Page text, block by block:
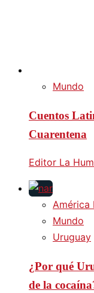
Mundo
Cuentos
Cuarentena
Editor La
América
Mundo
Uruguay
¿Por qué
de la